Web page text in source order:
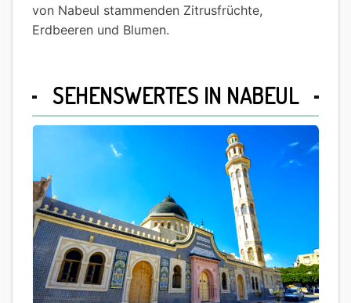
von Nabeul stammenden Zitrusfrüchte,
Erdbeeren und Blumen.
SEHENSWERTES IN NABEUL